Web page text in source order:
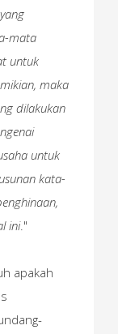
mata
untuk
maka
dilakukan
untuk
kata-
ini."
apakah